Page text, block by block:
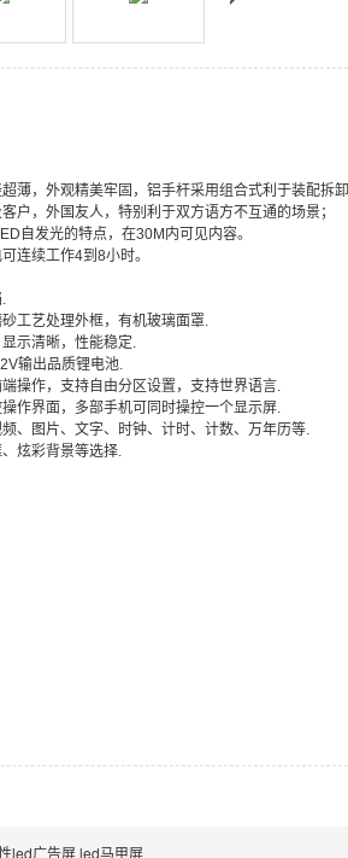
薄，外观精美牢固，铝手杆采用组合式利于装配拆卸
户，外国友人，特别利于双方语方不互通的场景；
自发光的特点，在30M内可见内容。
连续工作4到8小时。
工艺处理外框，有机玻璃面罩.
示清晰，性能稳定.
输出品质锂电池.
操作，支持自由分区设置，支持世界语言.
作界面，多部手机可同时操控一个显示屏.
、图片、文字、时钟、计时、计数、万年历等.
炫彩背景等选择.
led广告屏 led马甲屏